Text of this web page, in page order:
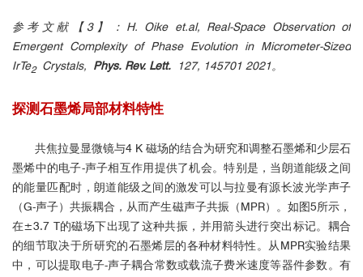
参考文献【3】：H. Oike et.al, Real-Space Observation of
Emergent Complexity of Phase Evolution in Micrometer-Sized
IrTe2Crystals, Phys. Rev. Lett. 127, 145701 2021。
探测石墨烯局部材料特性
共焦拉曼显微镜与4 K 磁场的结合为研究和调整石墨烯和少层石
墨烯中的电子-声子相互作用提供了机会。特别是，当朗道能级之间
的能量匹配时，朗道能级之间的激发可以与拉曼有源长波光学声子
（G-声子）共振耦合，从而产生磁声子共振（MPR）。如图5所示，
在±3.7 T的磁场下出现了这种共振，并用箭头进行突出标记。耦合
的细节取决于所研究的石墨烯层的各种材料特性。从MPR实验结果
中，可以提取电子-声子耦合常数或载流子费米速度等器件参数。有